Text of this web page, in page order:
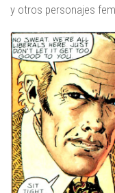
y otros personajes